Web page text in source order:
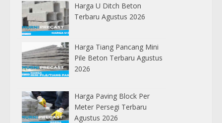
Harga U Ditch Beton
Terbaru Agustus 2026
Harga Tiang Pancang Mini
Pile Beton Terbaru Agustus
2026
Harga Paving Block Per
Meter Persegi Terbaru
Agustus 2026